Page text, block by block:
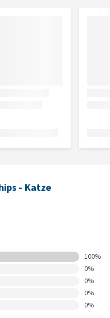
- Katze
100%
0%
0%
0%
0%